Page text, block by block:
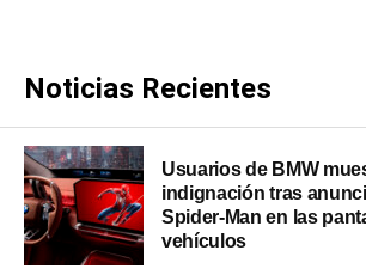
Noticias Recientes
Usuarios de BMW
indignación tras
Spider-Man en las
vehículos